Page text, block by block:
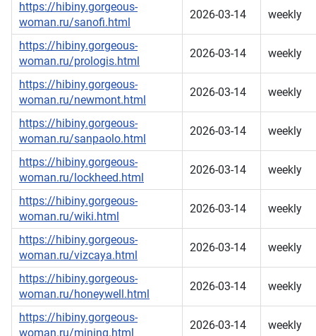
https://hibiny.gorgeous-
woman.ru/sanofi.html
2026-03-14 weekly
https://hibiny.gorgeous-
woman.ru/prologis.html
2026-03-14 weekly
https://hibiny.gorgeous-
woman.ru/newmont.html
2026-03-14 weekly
https://hibiny.gorgeous-
woman.ru/sanpaolo.html
2026-03-14 weekly
https://hibiny.gorgeous-
woman.ru/lockheed.html
2026-03-14 weekly
https://hibiny.gorgeous-
woman.ru/wiki.html
2026-03-14 weekly
https://hibiny.gorgeous-
woman.ru/vizcaya.html
2026-03-14 weekly
https://hibiny.gorgeous-
woman.ru/honeywell.html
2026-03-14 weekly
https://hibiny.gorgeous-
woman.ru/mining.html
2026-03-14 weekly